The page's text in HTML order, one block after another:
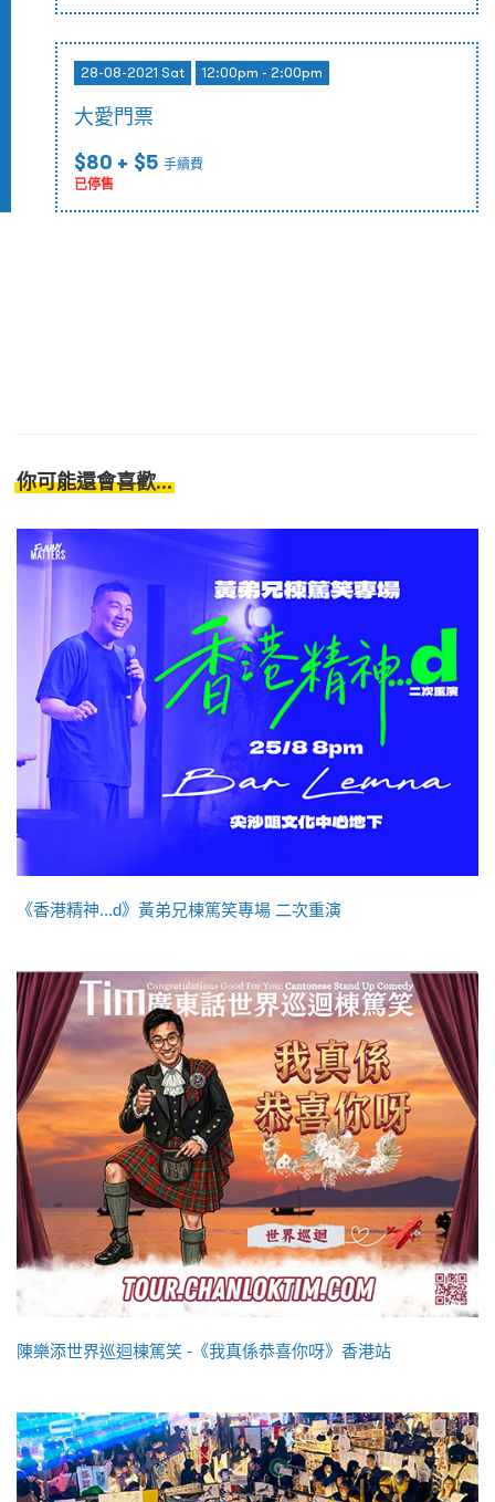
28-08-2021 Sat 12:00pm - 2:00pm
大愛門票
$80 + $5 手續費
已停售
你可能還會喜歡...
《香港精神...d》黃弟兄棟篤笑專場 二次重演
陳樂添世界巡迴棟篤笑 -《我真係恭喜你呀》香港站